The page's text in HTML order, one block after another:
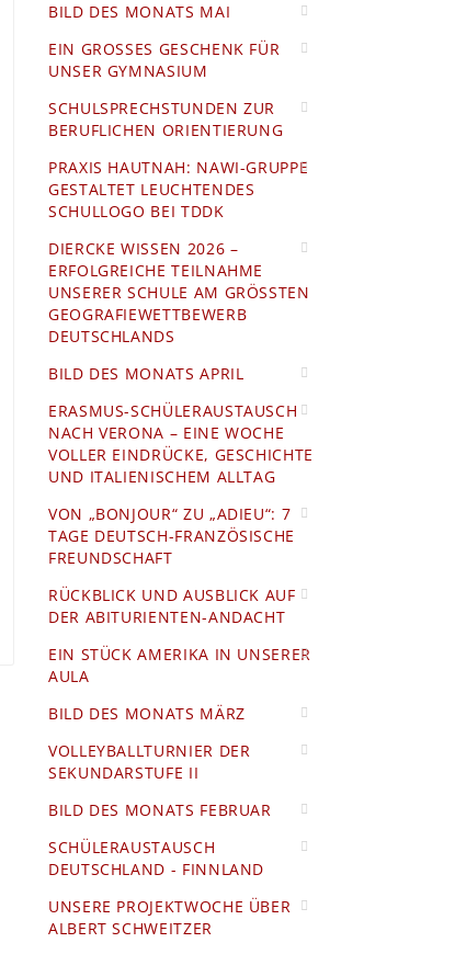
BILD DES MONATS MAI
EIN GROSSES GESCHENK FÜR U
NSER GYMNASIUM
SCHULSPRECHSTUNDEN ZUR
BERUFLICHEN ORIENTIERUNG
PRAXIS HAUTNAH: NAWI-GRUPPE
GESTALTET LEUCHTENDES
SCHULLOGO BEI TDDK
DIERCKE WISSEN 2026 –
ERFOLGREICHE TEILNAHME
UNSERER SCHULE AM GRÖSSTEN G
EOGRAFIEWETTBEWERB D
EUTSCHLANDS
BILD DES MONATS APRIL
ERASMUS-SCHÜLERAUSTAUSCH
NACH VERONA – EINE WOCHE
VOLLER EINDRÜCKE, GESCHICHTE
UND ITALIENISCHEM ALLTAG
VON „BONJOUR“ ZU „ADIEU“: 7
TAGE DEUTSCH-FRANZÖSISCHE
FREUNDSCHAFT
RÜCKBLICK UND AUSBLICK AUF
DER ABITURIENTEN-ANDACHT
EIN STÜCK AMERIKA IN UNSERER
AULA
BILD DES MONATS MÄRZ
VOLLEYBALLTURNIER DER
SEKUNDARSTUFE II
BILD DES MONATS FEBRUAR
SCHÜLERAUSTAUSCH
DEUTSCHLAND - FINNLAND
UNSERE PROJEKTWOCHE ÜBER
ALBERT SCHWEITZER